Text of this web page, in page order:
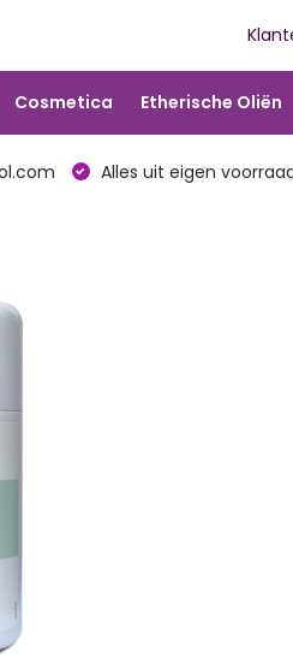
Cosmetica Etherische Oliën
Alles uit eigen